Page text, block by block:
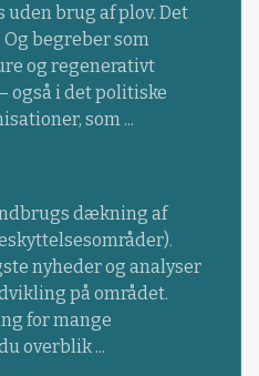
brug af plov. Det
begreber som
og regenerativt
også i det politiske
som ...
dækning af
nyheder og analyser
på området.
for mange
overblik ...